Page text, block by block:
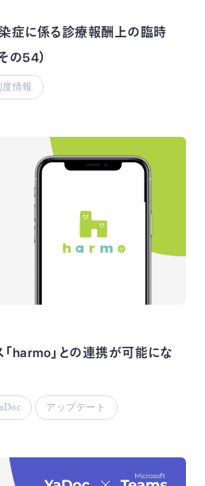
症に係る診療報酬上の臨時
の54）
度情報
harmo」との連携が可能にな
アップデート